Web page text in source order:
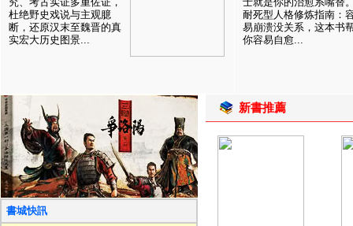
杜绝野史戏说与主观臆
断，还原汉末至魏晋的真
实宏大历史图景...
耐死型人格修炼指南：
易崩溃没关系，这本书
你容易自愈...
書城快訊
新書推薦